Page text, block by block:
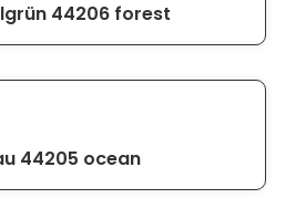
44206 forest
44205 ocean